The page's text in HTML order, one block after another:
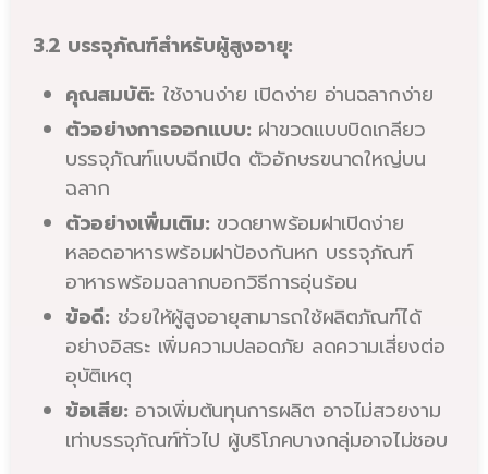
3.2 บรรจุภัณฑ์สำหรับผู้สูงอายุ:
คุณสมบัติ: ใช้งานง่าย เปิดง่าย อ่านฉลากง่าย
ตัวอย่างการออกแบบ: ฝาขวดแบบบิดเกลียว
บรรจุภัณฑ์แบบฉีกเปิด ตัวอักษรขนาดใหญ่บน
ฉลาก
ตัวอย่างเพิ่มเติม: ขวดยาพร้อมฝาเปิดง่าย
หลอดอาหารพร้อมฝาป้องกันหก บรรจุภัณฑ์
อาหารพร้อมฉลากบอกวิธีการอุ่นร้อน
ข้อดี: ช่วยให้ผู้สูงอายุสามารถใช้ผลิตภัณฑ์ได้
อย่างอิสระ เพิ่มความปลอดภัย ลดความเสี่ยงต่อ
อุบัติเหตุ
ข้อเสีย: อาจเพิ่มต้นทุนการผลิต อาจไม่สวยงาม
เท่าบรรจุภัณฑ์ทั่วไป ผู้บริโภคบางกลุ่มอาจไม่ชอบ